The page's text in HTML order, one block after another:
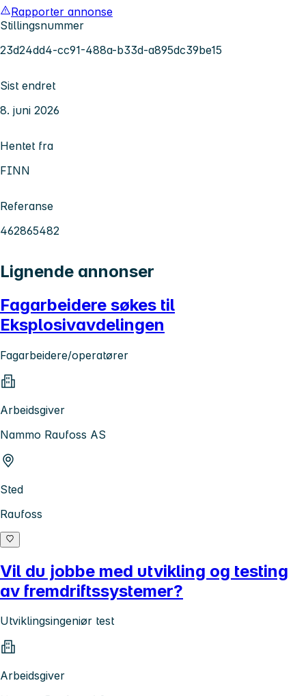
Rapporter annonse
Stillingsnummer
23d24dd4-cc91-488a-b33d-a895dc39be15
Sist endret
8. juni 2026
Hentet fra
FINN
Referanse
462865482
Lignende annonser
Fagarbeidere søkes til
Eksplosivavdelingen
Fagarbeidere/operatører
Arbeidsgiver
Nammo Raufoss AS
Sted
Raufoss
Vil du jobbe med utvikling og testing
av fremdriftssystemer?
Utviklingsingeniør test
Arbeidsgiver